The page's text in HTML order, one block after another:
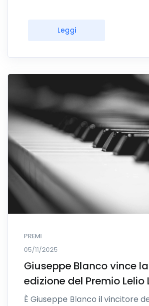
Leggi
PREMI
05/11/2025
Giuseppe Blanco vince
edizione del Premio Lelio
È Giuseppe Blanco il vincitore